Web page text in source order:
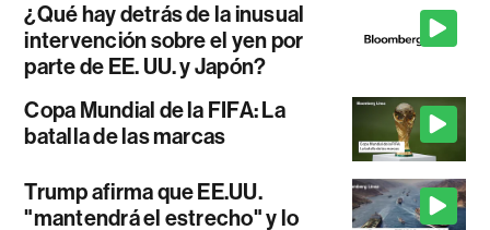
¿Qué hay detrás de la inusual
intervención sobre el yen por
parte de EE. UU. y Japón?
Copa Mundial de la FIFA: La
batalla de las marcas
Trump afirma que EE.UU.
"mantendrá el estrecho" y lo